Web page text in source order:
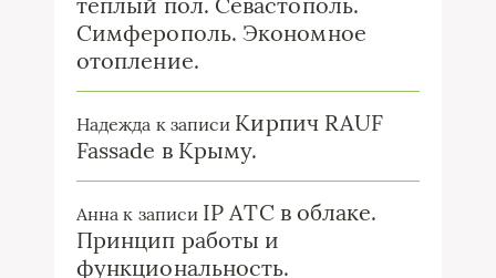
Симферополь. Экономное
отопление.
Надежда к записи Кирпич RAUF
Fassade в Крыму.
Анна к записи IP ATC в облаке.
Принцип работы и
функциональность.